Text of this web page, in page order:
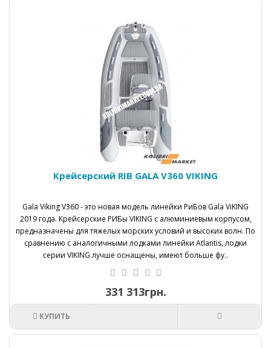
Крейсерский RIB GALA V360 VIKING
Gala Viking V360 - это новая модель линейки РиБов Gala ViKING
2019 года. Крейсерские РИБы VIKING с алюминиевым корпусом,
предназначены для тяжелых морских условий и высоких волн. По
сравнению с аналогичными лодками линейки Atlantis, лодки
серии VIKING лучше оснащены, имеют больше фу..
331 313грн.
КУПИТЬ